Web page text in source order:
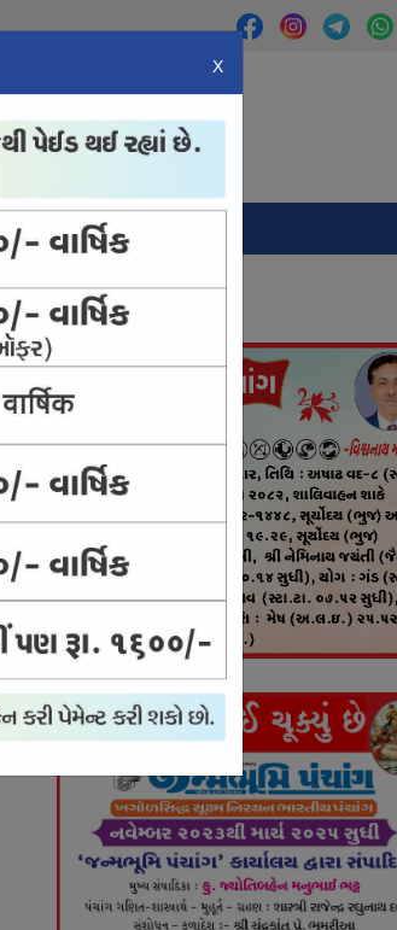
X
Panchang